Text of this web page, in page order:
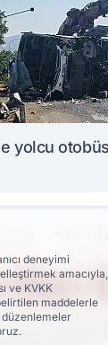
yolcu
Özgür
Halk
deneyimi
amacıyla,
ve KVKK
maddelerle
düzenlemeler